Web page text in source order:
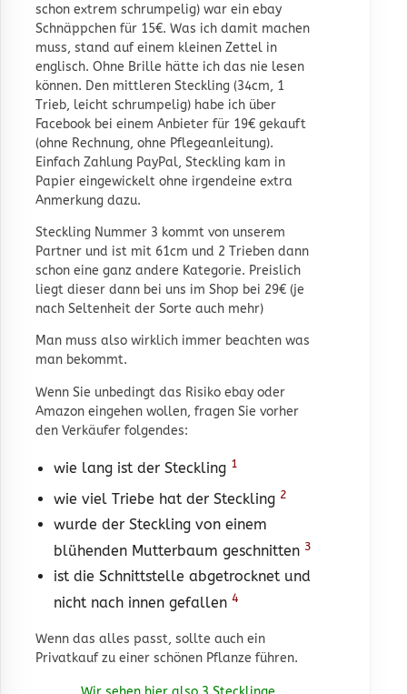
schon extrem schrumpelig) war ein ebay
Schnäppchen für 15€. Was ich damit machen
muss, stand auf einem kleinen Zettel in
englisch. Ohne Brille hätte ich das nie lesen
können. Den mittleren Steckling (34cm, 1
Trieb, leicht schrumpelig) habe ich über
Facebook bei einem Anbieter für 19€ gekauft
(ohne Rechnung, ohne Pflegeanleitung).
Einfach Zahlung PayPal, Steckling kam in
Papier eingewickelt ohne irgendeine extra
Anmerkung dazu.
Steckling Nummer 3 kommt von unserem
Partner und ist mit 61cm und 2 Trieben dann
schon eine ganz andere Kategorie. Preislich
liegt dieser dann bei uns im Shop bei 29€ (je
nach Seltenheit der Sorte auch mehr)
Man muss also wirklich immer beachten was
man bekommt.
Wenn Sie unbedingt das Risiko ebay oder
Amazon eingehen wollen, fragen Sie vorher
den Verkäufer folgendes:
wie lang ist der Steckling 1
wie viel Triebe hat der Steckling 2
wurde der Steckling von einem
blühenden Mutterbaum geschnitten 3
ist die Schnittstelle abgetrocknet und
nicht nach innen gefallen 4
Wenn das alles passt, sollte auch ein
Privatkauf zu einer schönen Pflanze führen.